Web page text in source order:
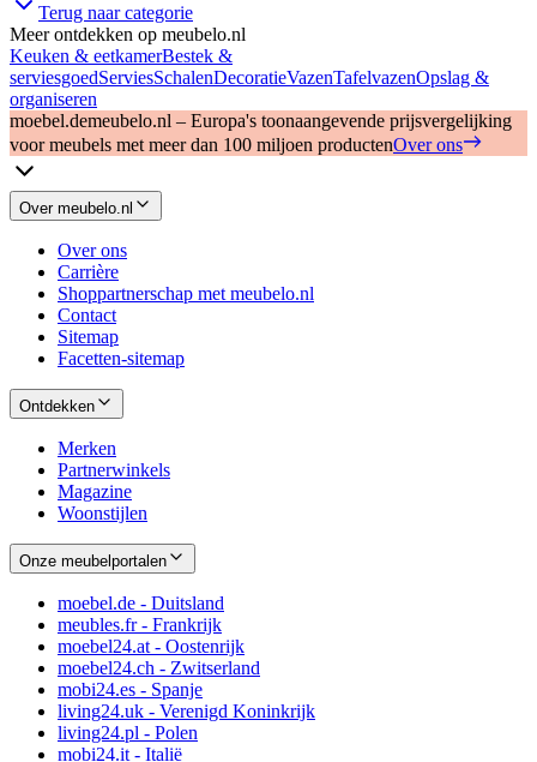
Terug naar categorie
Meer ontdekken op meubelo.nl
Keuken & eetkamerBestek &
serviesgoedServiesSchalenDecoratieVazenTafelvazenOpslag &
organiseren
moebel.demeubelo.nl – Europa's toonaangevende prijsvergelijking
voor meubels met meer dan 100 miljoen productenOver ons
Over meubelo.nl
Over ons
Carrière
Shoppartnerschap met meubelo.nl
Contact
Sitemap
Facetten-sitemap
Ontdekken
Merken
Partnerwinkels
Magazine
Woonstijlen
Onze meubelportalen
moebel.de - Duitsland
meubles.fr - Frankrijk
moebel24.at - Oostenrijk
moebel24.ch - Zwitserland
mobi24.es - Spanje
living24.uk - Verenigd Koninkrijk
living24.pl - Polen
mobi24.it - Italië